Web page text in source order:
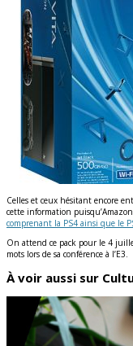
Celles et ceux hésitant encore
cette information
comprenant la PS4 ainsi que le
On attend ce pack pour le 4
mots lors de sa conférence à l’E3.
À voir aussi sur